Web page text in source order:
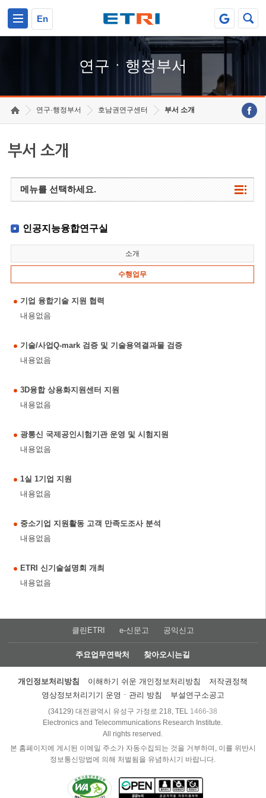
En
연구ㆍ행정부서
연구·행정부서 호남권연구센터 부서 소개
부서 소개
메뉴를 선택하세요.
인공지능융합연구실
소개
수행업무
기업 융합기술 지원 협력
내용없음
기술/사업Q-mark 검증 및 기술용역결과물 검증
내용없음
3D융합 상용화지원센터 지원
내용없음
광통신 국제공인시험기관 운영 및 시험지원
내용없음
1실 1기업 지원
내용없음
중소기업 지원활동 고객 만족도조사 분석
내용없음
ETRI 신기술설명회 개최
내용없음
클린ETRI e-신문고 공익신고
주요업무연락처 찾아오시는길
개인정보처리방침 이해하기 쉬운 개인정보처리방침
저작권정책
영상정보처리기기 운영ㆍ관리 방침
부설연구소공고
(34129) 대전광역시 유성구 가정로 218, TEL 1466-38
Electronics and Telecommunications Research Institute.
All rights reserved.
본 홈페이지에 게시된 이메일 주소가 자동수집되는 것을 거부하며, 이를 위반시
정보통신망법에 의해 처벌됨을 유념하시기 바랍니다.